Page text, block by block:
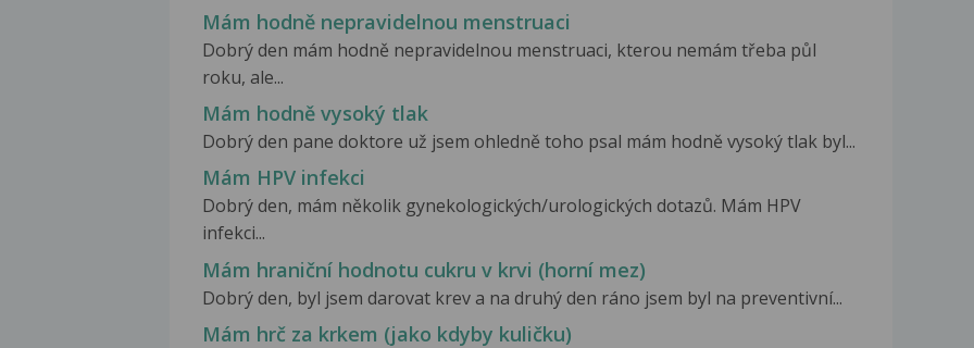
Mám hodně nepravidelnou menstruaci
Dobrý den mám hodně nepravidelnou menstruaci, kterou nemám třeba půl
roku, ale...
Mám hodně vysoký tlak
Dobrý den pane doktore už jsem ohledně toho psal mám hodně vysoký tlak byl...
Mám HPV infekci
Dobrý den, mám několik gynekologických/urologických dotazů. Mám HPV
infekci...
Mám hraniční hodnotu cukru v krvi (horní mez)
Dobrý den, byl jsem darovat krev a na druhý den ráno jsem byl na preventivní...
Mám hrč za krkem (jako kdyby kuličku)